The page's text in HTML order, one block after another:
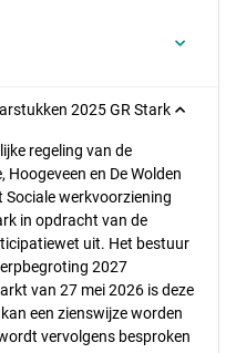
2025 GR Stark
regeling van de
en De Wolden
werkvoorziening
in opdracht van de
uit. Het bestuur
2027
van 27 mei 2026 is deze
een zienswijze worden
vervolgens besproken